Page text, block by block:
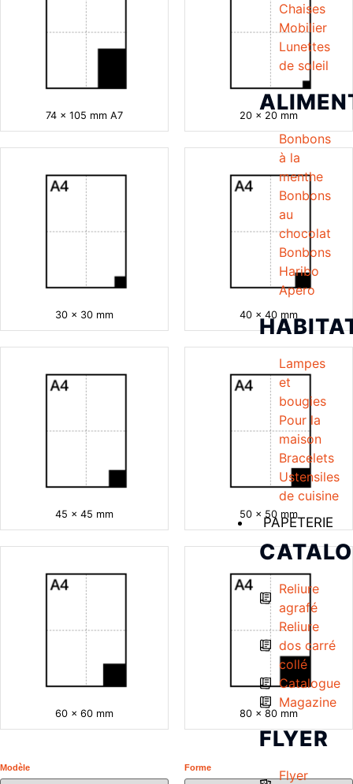
Chaises
Mobilier
Lunettes
de soleil
Bonbons
à la
menthe
Bonbons
au
chocolat
Bonbons
Haribo
Apero
Lampes
et
bougies
Pour la
maison
Bracelets
Ustensiles
de cuisine
PAPETERIE
Reliure
agrafé
Reliure
dos carré
collé
Catalogue
Magazine
FLYER
Flyer
74 x 105 mm A7 20 x 20 mm
30 x 30 mm 40 x 40 mm
45 x 45 mm 50 x 50 mm
60 x 60 mm 80 x 80 mm
Modèle Forme